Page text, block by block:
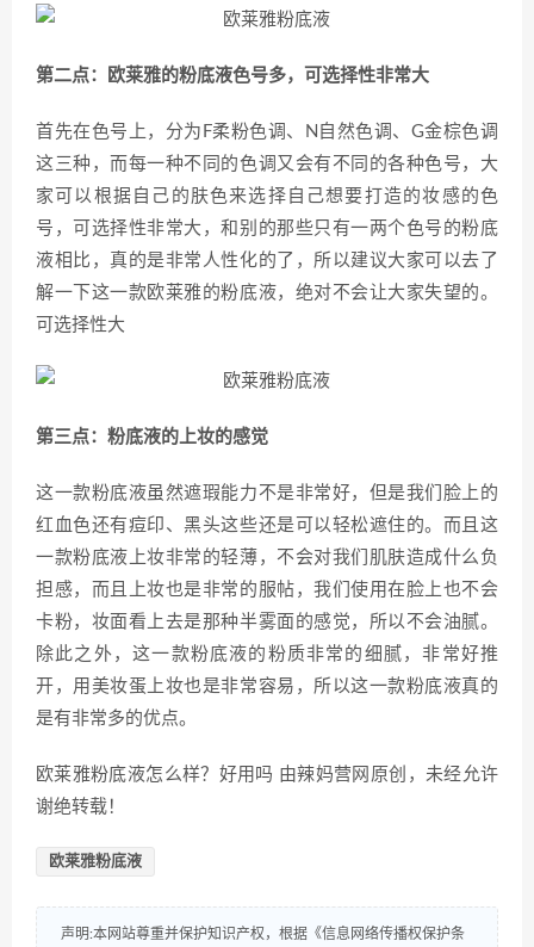
第二点：欧莱雅的粉底液色号多，可选择性非常大
首先在色号上，分为F柔粉色调、N自然色调、G金棕色调
这三种，而每一种不同的色调又会有不同的各种色号，大
家可以根据自己的肤色来选择自己想要打造的妆感的色
号，可选择性非常大，和别的那些只有一两个色号的粉底
液相比，真的是非常人性化的了，所以建议大家可以去了
解一下这一款欧莱雅的粉底液，绝对不会让大家失望的。
可选择性大
第三点：粉底液的上妆的感觉
这一款粉底液虽然遮瑕能力不是非常好，但是我们脸上的
红血色还有痘印、黑头这些还是可以轻松遮住的。而且这
一款粉底液上妆非常的轻薄，不会对我们肌肤造成什么负
担感，而且上妆也是非常的服帖，我们使用在脸上也不会
卡粉，妆面看上去是那种半雾面的感觉，所以不会油腻。
除此之外，这一款粉底液的粉质非常的细腻，非常好推
开，用美妆蛋上妆也是非常容易，所以这一款粉底液真的
是有非常多的优点。
欧莱雅粉底液怎么样？好用吗 由辣妈营网原创，未经允许
谢绝转载！
欧莱雅粉底液
声明:本网站尊重并保护知识产权，根据《信息网络传播权保护条